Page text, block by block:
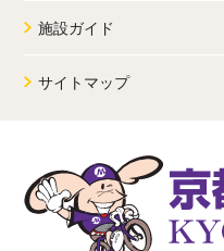
施設ガイド
サイトマップ